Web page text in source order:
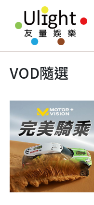
VOD隨選